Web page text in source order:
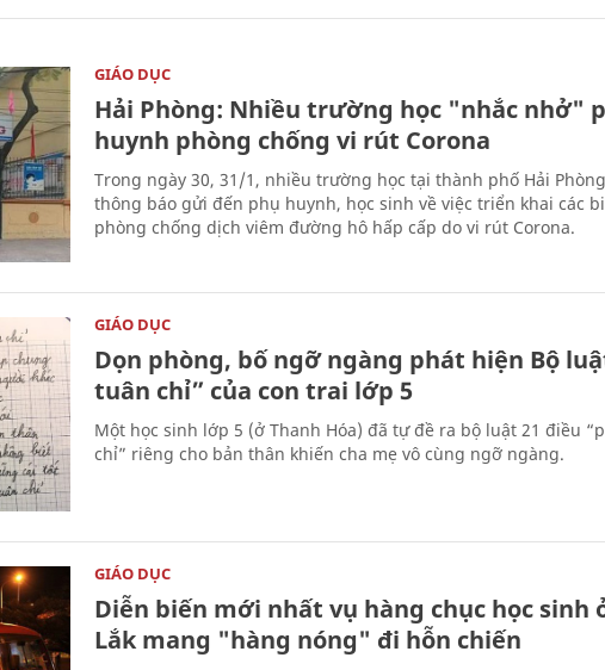
GIÁO DỤC
Hải Phòng: Nhiều trường học "nhắc nhở"
huynh phòng chống vi rút Corona
Trong ngày 30, 31/1, nhiều trường học tại thành phố Hải
thông báo gửi đến phụ huynh, học sinh về việc triển khai các
phòng chống dịch viêm đường hô hấp cấp do vi rút Corona.
GIÁO DỤC
Dọn phòng, bố ngỡ ngàng phát hiện Bộ
tuân chỉ” của con trai lớp 5
Một học sinh lớp 5 (ở Thanh Hóa) đã tự đề ra bộ luật 21 điều
chỉ” riêng cho bản thân khiến cha mẹ vô cùng ngỡ ngàng.
GIÁO DỤC
Diễn biến mới nhất vụ hàng chục học sinh
Lắk mang "hàng nóng" đi hỗn chiến